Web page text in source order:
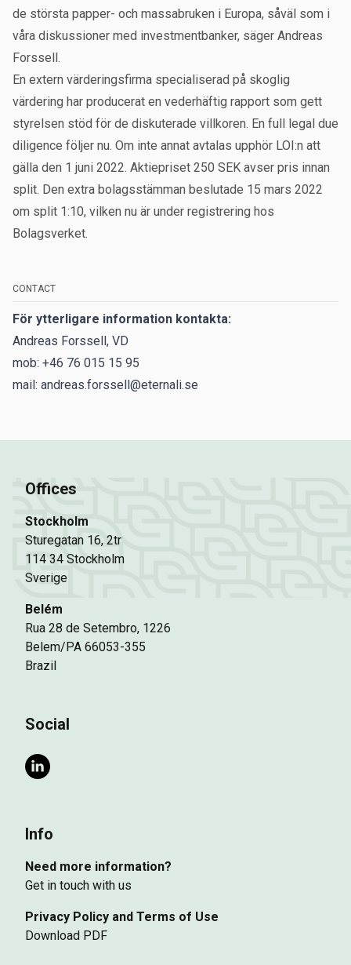
de största papper- och massabruken i Europa, såväl som i
våra diskussioner med investmentbanker, säger Andreas
Forssell.
En extern värderingsfirma specialiserad på skoglig
värdering har producerat en vederhäftig rapport som gett
styrelsen stöd för de diskuterade villkoren. En full legal due
diligence följer nu. Om inte annat avtalas upphör LOI:n att
gälla den 1 juni 2022. Aktiepriset 250 SEK avser pris innan
split. Den extra bolagsstämman beslutade 15 mars 2022
om split 1:10, vilken nu är under registrering hos
Bolagsverket.
CONTACT
För ytterligare information kontakta:
Andreas Forssell, VD
mob: +46 76 015 15 95
mail: andreas.forssell@eternali.se
Offices
Stockholm
Sturegatan 16, 2tr
114 34 Stockholm
Sverige
Belém
Rua 28 de Setembro, 1226
Belem/PA 66053-355
Brazil
Social
Info
Need more information?
Get in touch with us
Privacy Policy and Terms of Use
Download PDF